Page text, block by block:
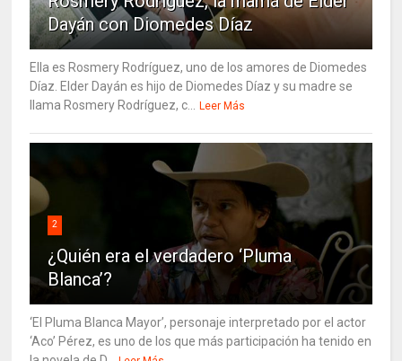
Dayán con Diomedes Díaz
Ella es Rosmery Rodríguez, uno de los amores de Diomedes
Díaz. Elder Dayán es hijo de Diomedes Díaz y su madre se
llama Rosmery Rodríguez, c... Leer Más
2
¿Quién era el verdadero ‘Pluma
Blanca’?
‘El Pluma Blanca Mayor’, personaje interpretado por el actor
‘Aco’ Pérez, es uno de los que más participación ha tenido en